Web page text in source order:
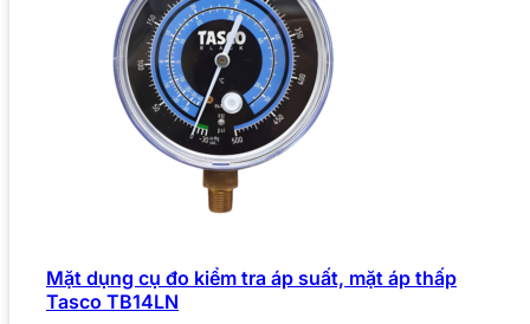
Mặt dụng cụ đo kiểm tra áp suất, mặt áp thấp
Tasco TB14LN